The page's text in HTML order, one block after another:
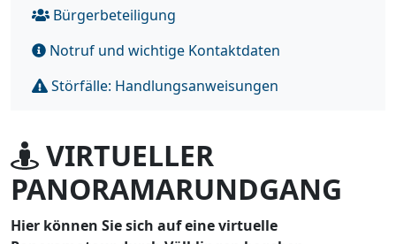
Bürgerbeteiligung
Notruf und wichtige Kontaktdaten
Störfälle: Handlungsanweisungen
VIRTUELLER
PANORAMARUNDGANG
Hier können Sie sich auf eine virtuelle